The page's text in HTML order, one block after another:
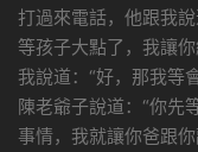
打過來電話，他跟我
等孩子大點了，我讓
我說道：“好，那我等
陳老爺子說道：“你先
事情，我就讓你爸跟